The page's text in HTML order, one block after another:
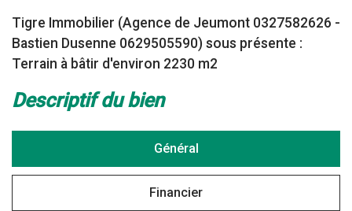
Tigre Immobilier (Agence de Jeumont 0327582626 -
Bastien Dusenne 0629505590) sous présente :
Terrain à bâtir d'environ 2230 m2
descriptif du bien
Général
Financier